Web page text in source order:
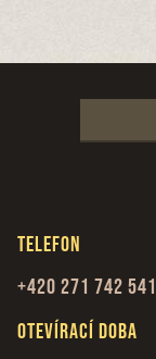
Telefon
+420 271 742 541
Otevírací doba